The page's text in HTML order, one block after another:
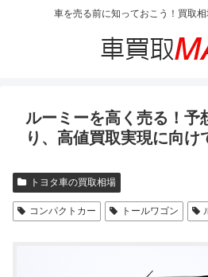
車を売る前に知っておこう！買取
ルーミーを高く売る！予
り、高値買取実現に向け
トヨタ車の買取相場
コンパクトカー トールワゴン